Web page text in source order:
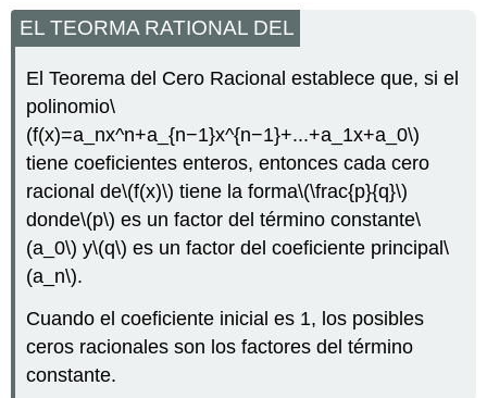
EL TEORMA RATIONAL DEL
El Teorema del Cero Racional establece que, si el
polinomio\
(f(x)=a_nx^n+a_{n−1}x^{n−1}+...+a_1x+a_0\)
tiene coeficientes enteros, entonces cada cero
racional de\(f(x)\) tiene la forma\(\frac{p}{q}\)
donde\(p\) es un factor del término constante\
(a_0\) y\(q\) es un factor del coeficiente principal\
(a_n\).
Cuando el coeficiente inicial es 1, los posibles
ceros racionales son los factores del término
constante.